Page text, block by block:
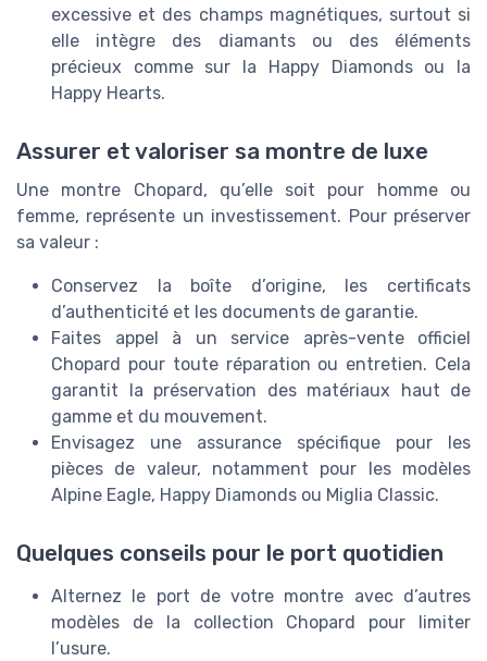
excessive et des champs magnétiques, surtout si
elle intègre des diamants ou des éléments
précieux comme sur la Happy Diamonds ou la
Happy Hearts.
Assurer et valoriser sa montre de luxe
Une montre Chopard, qu’elle soit pour homme ou
femme, représente un investissement. Pour préserver
sa valeur :
Conservez la boîte d’origine, les certificats
d’authenticité et les documents de garantie.
Faites appel à un service après-vente officiel
Chopard pour toute réparation ou entretien. Cela
garantit la préservation des matériaux haut de
gamme et du mouvement.
Envisagez une assurance spécifique pour les
pièces de valeur, notamment pour les modèles
Alpine Eagle, Happy Diamonds ou Miglia Classic.
Quelques conseils pour le port quotidien
Alternez le port de votre montre avec d’autres
modèles de la collection Chopard pour limiter
l’usure.